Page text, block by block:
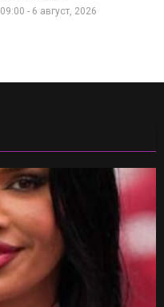
09:00 - 6 август, 2026